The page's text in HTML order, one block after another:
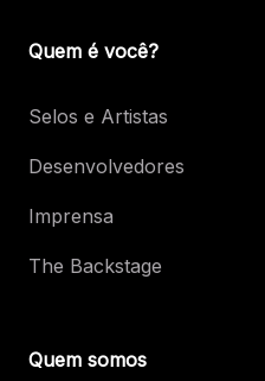
Quem é você?
Selos e Artistas
Desenvolvedores
Imprensa
The Backstage
Quem somos